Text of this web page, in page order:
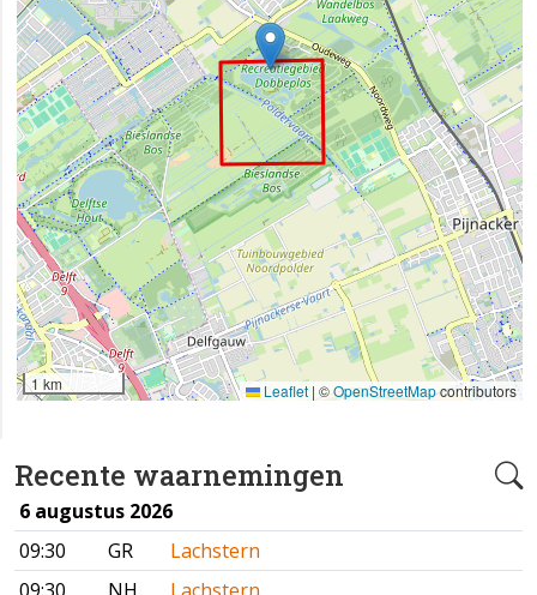
Recente waarnemingen
6 augustus 2026
09:30
GR
Lachstern
1 km Leaflet | ©OpenStreetMapcontributors